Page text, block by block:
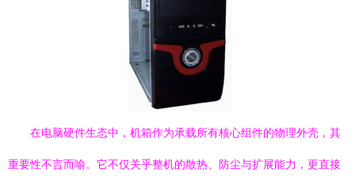
在电脑硬件生态中，机箱作为承载所有核心组件的物理外壳，其
重要性不言而喻。它不仅关乎整机的散热、防尘与扩展能力，更直接